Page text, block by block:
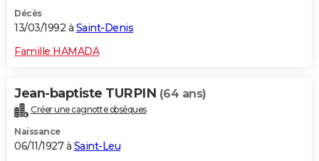
Bricolage
Lifestyle
Culture
Sport
Auto
Television
Voyage
Cinema
Décès
13/03/1992 à Saint-Denis
Famille HAMADA
Jean-baptiste TURPIN (64 ans)
Créer une cagnotte obsèques
Naissance
06/11/1927 à Saint-Leu